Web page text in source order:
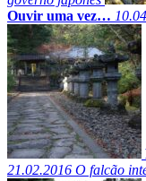
Ouvir uma vez…
21.02.2016 O falcão